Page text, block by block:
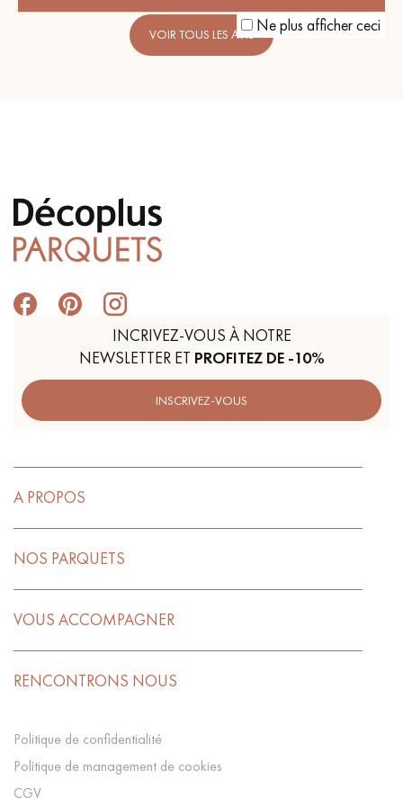
VOIR TOUS LES AVIS
INCRIVEZ-VOUS À NOTRE
NEWSLETTER ET PROFITEZ DE -10%
INSCRIVEZ-VOUS
A PROPOS
NOS PARQUETS
VOUS ACCOMPAGNER
RENCONTRONS NOUS
Politique de confidentialité
Politique de management de cookies
CGV
Ne plus afficher ceci